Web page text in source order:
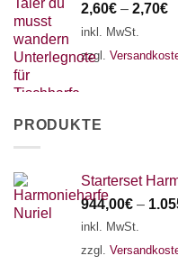
2,60€ – 2,70€
inkl. MwSt.
zzgl.
PRODUKTE
Starterset
944,00€ –
inkl. MwSt.
zzgl.